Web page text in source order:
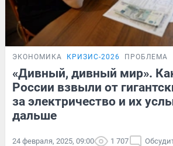
ЭКОНОМИКА КРИЗИС-2026 ПРОБЛЕМА
«Дивный, дивный мир».
России взвыли от
за электричество и их
дальше
24 февраля, 2025, 09:00 1 707